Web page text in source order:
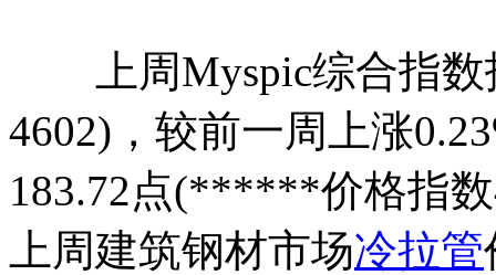
上周Myspic综合指数
4602)，较前一周上涨
183.72点(******价格指数
上周建筑钢材市场冷拉管